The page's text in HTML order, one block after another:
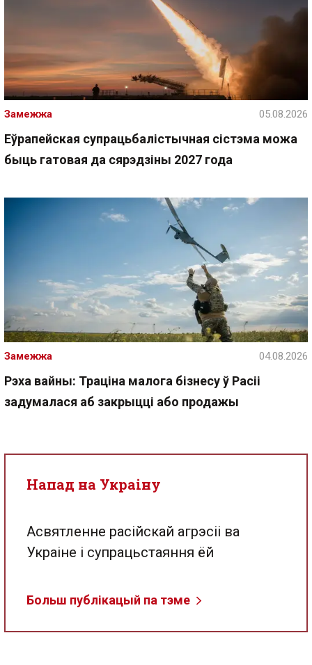
Еўрапейская супрацьбалістычная сістэма можа
быць гатовая да сярэдзіны 2027 года
Замежжа 05.08.2026
Рэха вайны: Траціна малога бізнесу ў Расіі
задумалася аб закрыцці або продажы
Замежжа 04.08.2026
Напад на Украіну
Асвятленне расійскай агрэсіі ва
Украіне і супрацьстаяння ёй
Больш публікацый па тэме